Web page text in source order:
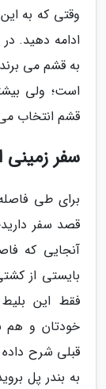
وقتی که به
ادامه دهید.
به قشم می
است؛ ولی
قشم انتخاب
سفر
برای طی
قصد سفر
آنجایی که
بایستی از
فقط این
خودتان و هم
قبلی شرح
به بندر پل